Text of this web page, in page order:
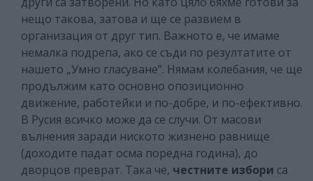
нещо такова, затова и ще се развием в
организация от друг тип. Важното е, че имаме
немалка подрепа, ако се съди по резултатите от
нашето „Умно гласуване”. Нямам колебания, че ще
продължим като основно опозиционно
движение, работейки и по-добре, и по-ефективно.
В Русия всичко може да се случи. От масови
вълнения заради ниското жизнено равнище
(доходите падат осма поредна година), до
дворцов преврат. Така че, честните избори са